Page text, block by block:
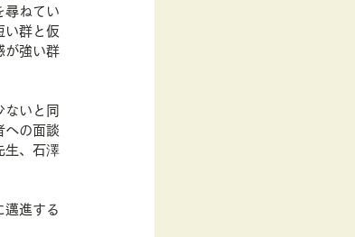
尋ねてい
い群と仮
が強い群
ないと同
への面談
生、石澤
邁進する